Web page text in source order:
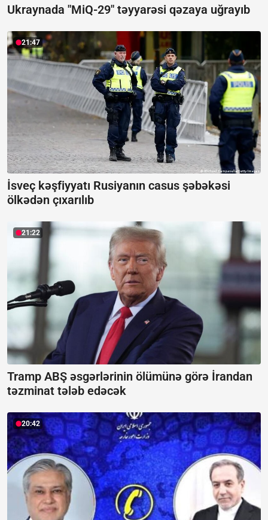
Ukraynada "MiQ-29" təyyarəsi qəzaya uğrayıb
21:47
İsveç kəşfiyyatı Rusiyanın casus şəbəkəsi
ölkədən çıxarılıb
21:22
Tramp ABŞ əsgərlərinin ölümünə görə İrandan
təzminat tələb edəcək
20:42